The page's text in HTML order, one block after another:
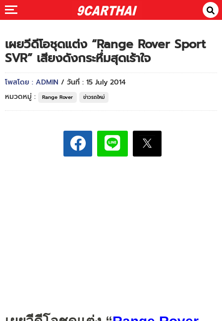
เผยวีดีโอชุดแต่ง “Range Rover Sport
SVR” เสียงดังกระหึ่มสุดเร้าใจ
โพสโดย : ADMIN / วันที่ : 15 July 2014
หมวดหมู่ :
Range Rover ข่าวรถใหม่